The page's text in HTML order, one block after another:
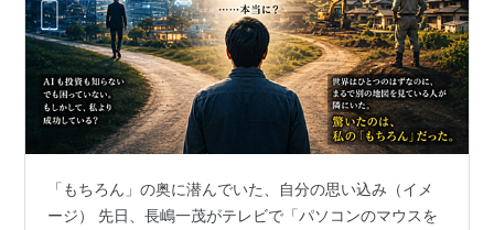
「もちろん」の奥に潜んでいた、自分の思い込み（イメ
ージ） 先日、長嶋一茂がテレビで「パソコンのマウスを